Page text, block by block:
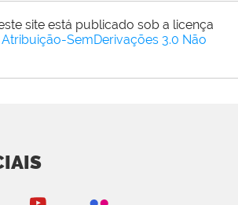
site está publicado sob a licença
SemDerivações 3.0 Não